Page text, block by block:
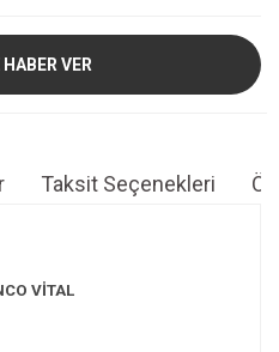
VER
Taksit Seçenekleri
VİTAL